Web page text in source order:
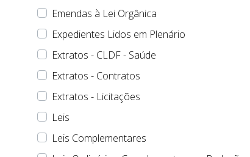
Emendas à Lei Orgânica
Expedientes Lidos em Plenário
Extratos - CLDF - Saúde
Extratos - Contratos
Extratos - Licitações
Leis
Leis Complementares